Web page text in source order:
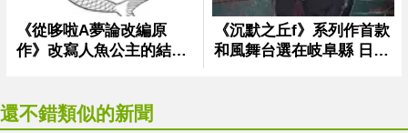
還不錯類似的新聞